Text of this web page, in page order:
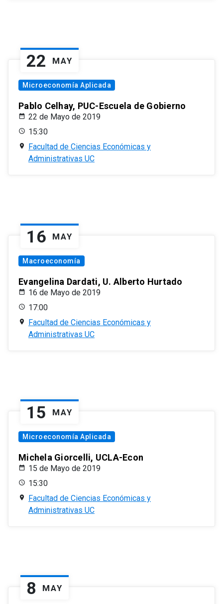
22 MAY
Microeconomía Aplicada
Pablo Celhay, PUC-Escuela de Gobierno
22 de Mayo de 2019
15:30
Facultad de Ciencias Económicas y
Administrativas UC
16 MAY
Macroeconomía
Evangelina Dardati, U. Alberto Hurtado
16 de Mayo de 2019
17:00
Facultad de Ciencias Económicas y
Administrativas UC
15 MAY
Microeconomía Aplicada
Michela Giorcelli, UCLA-Econ
15 de Mayo de 2019
15:30
Facultad de Ciencias Económicas y
Administrativas UC
8 MAY